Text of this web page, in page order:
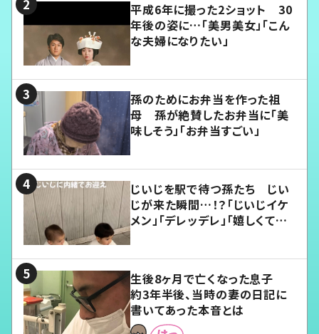
平成6年に撮った2ショット 30
年後の姿に…「美男美女」「こん
な夫婦になりたい」
孫のためにお弁当を作った祖
母 孫が絶賛したお弁当に「美
味しそう」「お弁当すごい」
じいじを駅で待つ孫たち じい
じが来た瞬間…！？「じいじイケ
メン」「デレッデレ」「嬉しくて可
生後8ヶ月で亡くなった息子
約3年半後、当時の妻の日記に
書いてあった本音とは